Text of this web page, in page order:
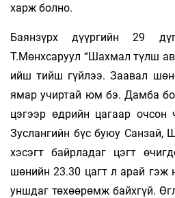
харж болно.
Баянзүрх дүүргийн 29
Т.Мөнхсаруул “Шахмал түлш
ийш тийш гүйлээ. Заавал
ямар учиртай юм бэ. Дамба
цэгээр өдрийн цагаар очсон
Зуслангийн бүс буюу Санзай,
хэсэгт байрладаг цэгт
шөнийн 23.30 цагт л арай гэж
уншдаг төхөөрөмж байхгүй.